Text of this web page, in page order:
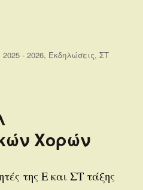
μεγάλο ταξίδι του Τουρτούρι”
Κατηγορίες
2025 - 2026, Εκδηλώσεις,ΣΤ
Χορών
της Ε και ΣΤ τάξης